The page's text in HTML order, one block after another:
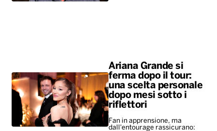
Ariana Grande si
ferma dopo il tour:
una scelta personale
dopo mesi sotto i
riflettori
Fan in apprensione, ma
dall'entourage rassicurano: